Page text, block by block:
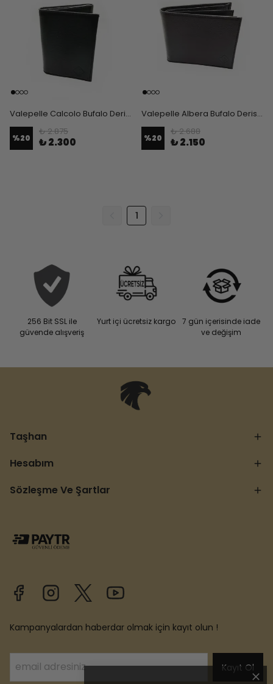
Valepelle Calcolo Bufalo Derisi Mıknatıslı Erkek Cüzdan
%20
₺ 2.875
₺ 2.300
Valepelle Albera Bufalo Derisi Erkek Cüzdan
%20
₺ 2.688
₺ 2.150
1
256 Bit SSL ile
güvende alışveriş
Yurt içi ücretsiz kargo
7 gün içerisinde iade
ve değişim
Taşhan
Hesabım
Sözleşme Ve Şartlar
Kampanyalardan haberdar olmak için kayıt olun !
Kayıt Ol